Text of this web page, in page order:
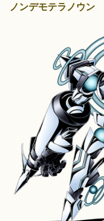
ノンデモテラノウン